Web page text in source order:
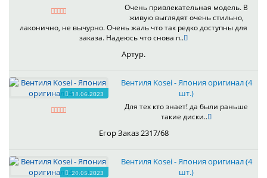
Очень привлекательная модель. В
живую выглядят очень стильно,
лаконично, не вычурно. Очень жаль что так редко доступны для
заказа. Надеюсь что снова п..
Артур.
18.06.2023
Вентиля Kosei - Япония оригинал (4
шт.)
Для тех кто знает! да были раньше
такие диски..
Егор Заказ 2317/68
20.05.2023
Вентиля Kosei - Япония оригинал (4
шт.)